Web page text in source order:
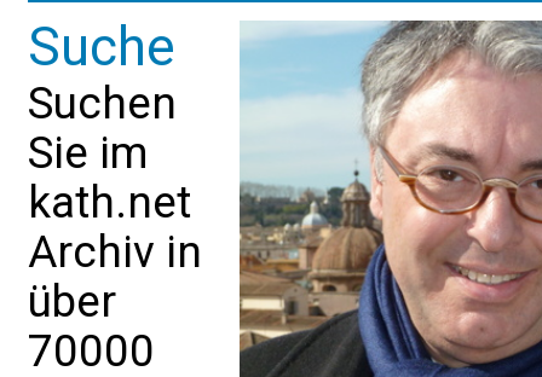
Suche
Suchen
Sie im
kath.net
Archiv in
über
70000